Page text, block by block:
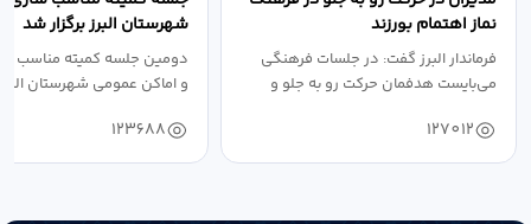
نماز اهتمام بورزند
فرماندار البرز گفت: در جلسات فرهنگی
می‌بایست هدفمان حرکت رو به جلو و
127012
شهرستان البرز برگزار شد
دومین جلسه کمیته مناسب
و اماکن عمومی شهرستان
123688